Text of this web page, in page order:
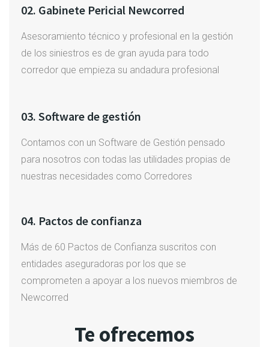
02. Gabinete Pericial Newcorred
Asesoramiento técnico y profesional en la gestión
de los siniestros es de gran ayuda para todo
corredor que empieza su andadura profesional
03. Software de gestión
Contamos con un Software de Gestión pensado
para nosotros con todas las utilidades propias de
nuestras necesidades como Corredores
04. Pactos de confianza
Más de 60 Pactos de Confianza suscritos con
entidades aseguradoras por los que se
comprometen a apoyar a los nuevos miembros de
Newcorred
Te ofrecemos